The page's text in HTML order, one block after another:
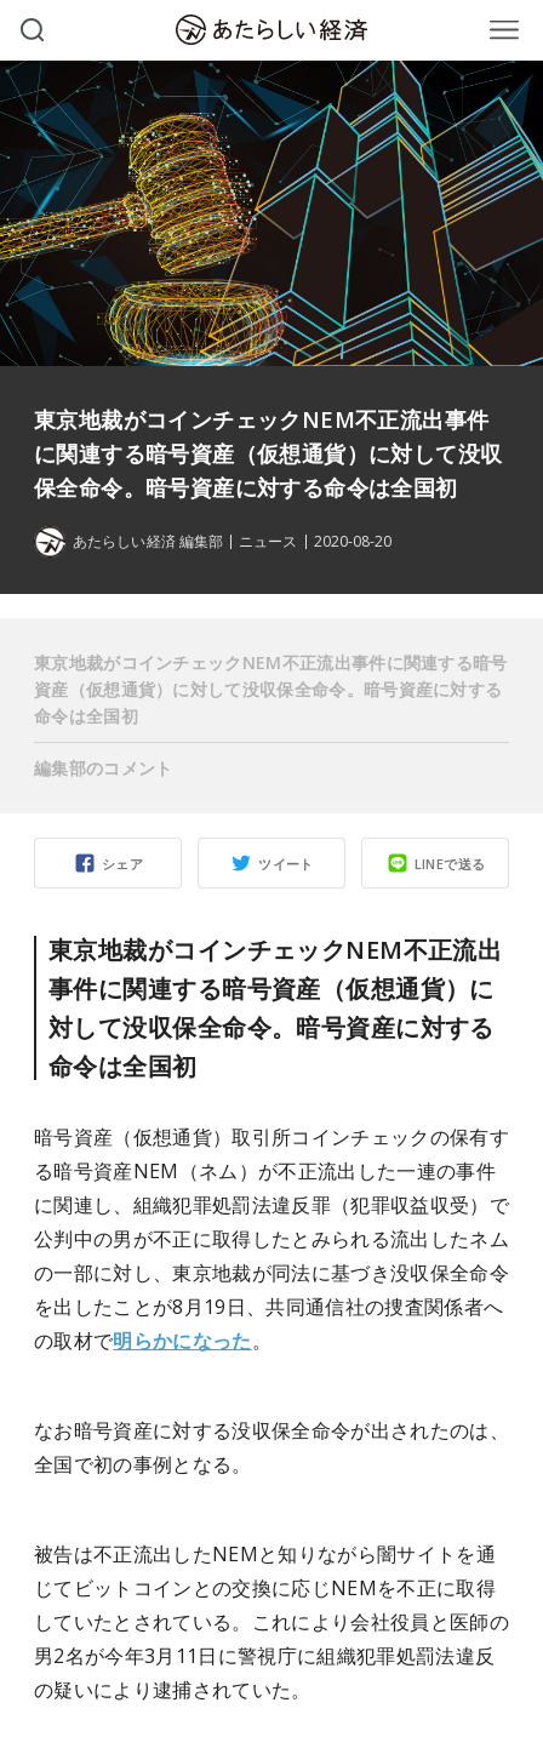
東京地裁がコインチェックNEM不正流出事件
に関連する暗号資産（仮想通貨）に対して没収
保全命令。暗号資産に対する命令は全国初
あたらしい経済 編集部 ニュース 2020-08-20
シェア ツイート LINEで送る
東京地裁がコインチェックNEM不正流出
事件に関連する暗号資産（仮想通貨）に
対して没収保全命令。暗号資産に対する
命令は全国初
暗号資産（仮想通貨）取引所コインチェックの保有す
る暗号資産NEM（ネム）が不正流出した一連の事件
に関連し、組織犯罪処罰法違反罪（犯罪収益収受）で
公判中の男が不正に取得したとみられる流出したネム
の一部に対し、東京地裁が同法に基づき没収保全命令
を出したことが8月19日、共同通信社の捜査関係者へ
の取材で明らかになった。
なお暗号資産に対する没収保全命令が出されたのは、
全国で初の事例となる。
被告は不正流出したNEMと知りながら闇サイトを通
じてビットコインとの交換に応じNEMを不正に取得
していたとされている。これにより会社役員と医師の
男2名が今年3月11日に警視庁に組織犯罪処罰法違反
の疑いにより逮捕されていた。
東京地裁がコインチェックNEM不正流出事件に関連する暗号
資産（仮想通貨）に対して没収保全命令。暗号資産に対する
命令は全国初
編集部のコメント